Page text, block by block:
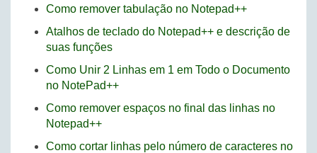
Como remover tabulação no Notepad++
Atalhos de teclado do Notepad++ e descrição de
suas funções
Como Unir 2 Linhas em 1 em Todo o Documento
no NotePad++
Como remover espaços no final das linhas no
Notepad++
Como cortar linhas pelo número de caracteres no